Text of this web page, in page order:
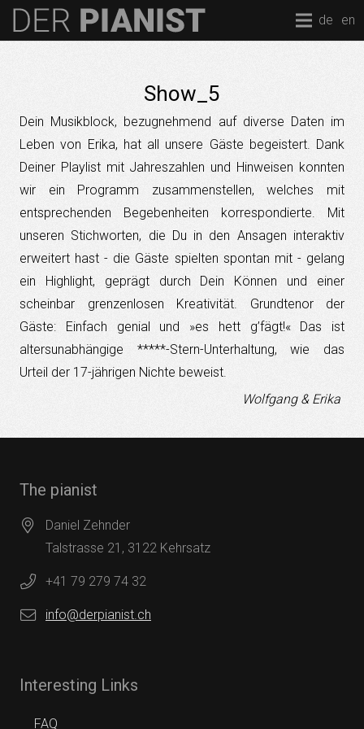
de en
Show_5
Dein Musikblock, bezugnehmend auf diverse Daten im
Leben von Erika, hat all unsere Gäste begeistert. Dank
Deiner Playlist mit Jahreszahlen und Hinweisen konnten
wir ein Programm zusammenstellen, welches mit
entsprechenden Begebenheiten korrespondierte. Mit
unseren Stichworten, die Du in den Ansagen interaktiv
erweitert hast - die Gäste spielten spontan mit - gelang
ein Highlight, geprägt durch Dein Können und einer
scheinbar grenzenlosen Kreativität. Grundtenor der
Gäste: Einfach genial und »es hett g’fägt!« Das ist
altersunabhängige *****-Stern-Unterhaltung, wie das
Urteil der 17-jährigen Nichte beweist.
Wolfgang & Erika
The pianist
Daniel Zehnder
Talstrasse 21, 3122 Kehrsatz
+41 79 279 74 32
info@derpianist.ch
Interesting Links
FAQ